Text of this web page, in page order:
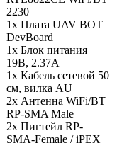
2230
1x Плата UAV BOT
DevBoard
1x Блок питания
19В, 2.37А
1x Кабель сетевой 50
см, вилка AU
2x Антенна WiFi/BT
RP-SMA Male
2x Пигтейл RP-
SMA-Female / iPEX